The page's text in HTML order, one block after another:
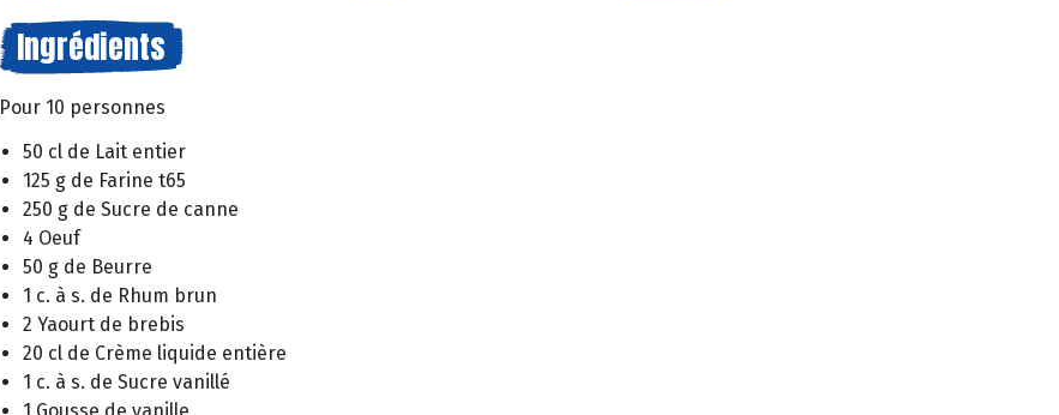
Ingrédients
Pour 10 personnes
50 cl de Lait entier
125 g de Farine t65
250 g de Sucre de canne
4 Oeuf
50 g de Beurre
1 c. à s. de Rhum brun
2 Yaourt de brebis
20 cl de Crème liquide entière
1 c. à s. de Sucre vanillé